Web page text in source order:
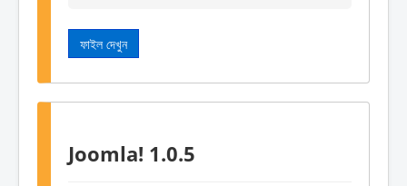
ফাইল দেখুন
Joomla! 1.0.5